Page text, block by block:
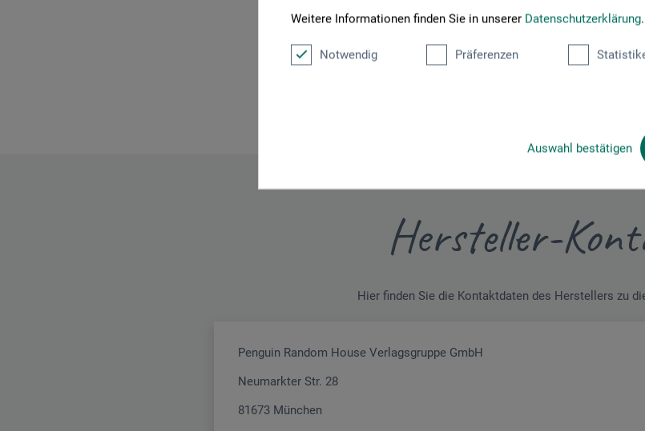
Weitere Informationen finden Sie in unserer Datenschutzerklärung.
Notwendig Präferenzen
Auswahl bestätigen
Hersteller-
Hier finden Sie die Kontaktdaten des Herstellers zu
Penguin Random House Verlagsgruppe GmbH
Neumarkter Str. 28
81673 München